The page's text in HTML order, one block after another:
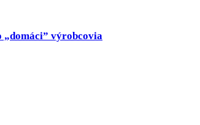
„domáci” výrobcovia